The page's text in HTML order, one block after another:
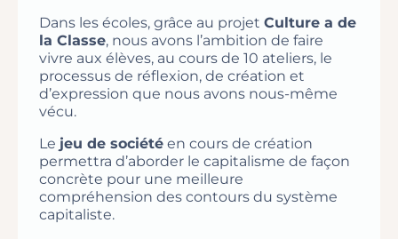
Dans les écoles, grâce au projet Culture a de
la Classe, nous avons l’ambition de faire
vivre aux élèves, au cours de 10 ateliers, le
processus de réflexion, de création et
d’expression que nous avons nous-même
vécu.
Le jeu de société en cours de création
permettra d’aborder le capitalisme de façon
concrète pour une meilleure
compréhension des contours du système
capitaliste.